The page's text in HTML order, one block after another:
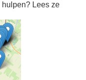
Lees ze